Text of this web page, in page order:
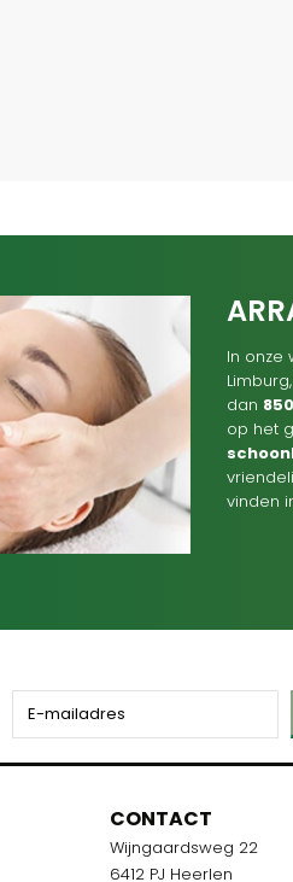
In onze
dan
op het
vinden
ONS TEAM
STAAT VOOR U KLAAR!
CONTACT
Wijngaardsweg 22
6412 PJ Heerlen